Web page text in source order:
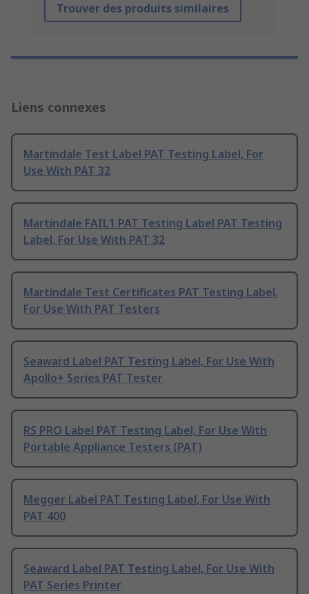
Trouver des produits similaires
Liens connexes
Martindale Test Label PAT Testing Label, For
Use With PAT 32
Martindale FAIL1 PAT Testing Label PAT Testing
Label, For Use With PAT 32
Martindale Test Certificates PAT Testing Label,
For Use With PAT Testers
Seaward Label PAT Testing Label, For Use With
Apollo+ Series PAT Tester
RS PRO Label PAT Testing Label, For Use With
Portable Appliance Testers (PAT)
Megger Label PAT Testing Label, For Use With
PAT 400
Seaward Label PAT Testing Label, For Use With
PAT Series Printer